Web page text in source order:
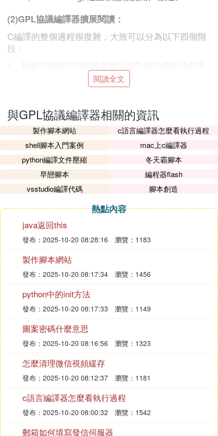
(2)GPL協議編譯器擴展閱讀：
C編譯的整個過程很復雜，大致可以分為以下四個階
段：
工作，主要包括對宏定義指令，頭文件包含指令，預
定義指令和特殊字元的處理，如對宏定義的替換以及
這步主要完成一些替換工作，輸出是同源文件含義相
同但內容不同的文件。
2、編譯、優化階段編譯就是將第一階段處理得到的
文件通過詞法語法分析等轉換為匯編語言。優化包括
對中間代碼的優化，如刪除公共表達式，循環優化
等；和對目標代碼的生成進行的優化，如如何充分利
用機器的寄存器存放有關變數的值，以減少內存
3、匯編階段將匯編語言翻譯成機器指令。
4、鏈接階段鏈接階段的主要工作是將有關的目標文
件連接起來，即將在一個文件中引用的符號同該符號
在另外一個文件中的定義連接起來，使得所有的目標
文件成為一個能夠被操作系統裝入執行的統一整體。
③ 什麼是GCCGCC有什麼作用
GCC（GNU Compiler Collection，GNU編譯器套
件），是由 GNU 開發的編程語言編譯器。它是以GP
L許可證所發行的自由軟體，也是 GNU計劃的關鍵部
分。
GCC原本作為GNU操作系統的官方編譯器，現已被
大多數類Unix操作系統（如Linux、BSD、Mac OS X
等）採納為標準的編譯器，GCC同樣適用於微軟的W
indows。GCC是自由軟體過程發展中的著名例子，
由自由軟體基金會以GPL協議發布。
閱讀全文
與GPL協議編譯器相關的資訊
製作腳本網站
c語言編譯器怎麼看執行過程
shell腳本入門案例
mac上c編譯器
python編譯文件壓縮
冬天霸腳本
早戀腳本
編程器flash
vsstudio編譯代碼
腳本創造
熱點內容
java返回this
發布：2025-10-20 08:28:16 瀏覽：1183
製作腳本網站
發布：2025-10-20 08:17:34 瀏覽：1456
python中的init方法
發布：2025-10-20 08:17:33 瀏覽：1149
圖案密碼什麼意思
發布：2025-10-20 08:16:56 瀏覽：1323
怎麼清理微信視頻緩存
發布：2025-10-20 08:12:37 瀏覽：1181
c語言編譯器怎麼看執行過程
發布：2025-10-20 08:00:32 瀏覽：1542
郵箱如何填寫發信伺服器